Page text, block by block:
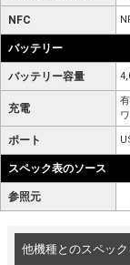
NFC
バッテリー
バッテリー容量
充電
ポート
スペック表のソース
参照元
他機種とのスペッ